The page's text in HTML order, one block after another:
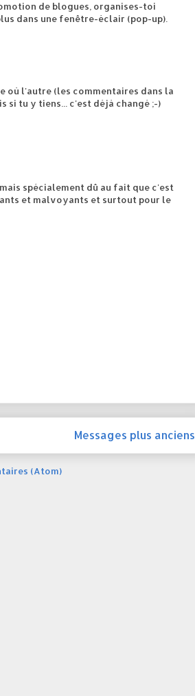
de blogues, organises-toi
dans une fenêtre-éclair (pop-up).
où l'autre (les commentaires dans la
si tu y tiens... c'est déjà changé ;-)
spécialement dû au fait que c'est
et malvoyants et surtout pour le
Messages plus anciens
(Atom)